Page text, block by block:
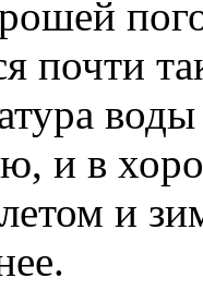
почти
и в
и